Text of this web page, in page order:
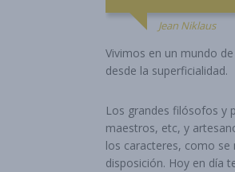
Jean Niklaus
Vivimos en un mundo
desde la superficialidad.
Los grandes filósofos y
maestros, etc, y
los caracteres, como
disposición. Hoy en día